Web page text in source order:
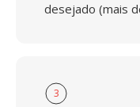
desejado (mais
3